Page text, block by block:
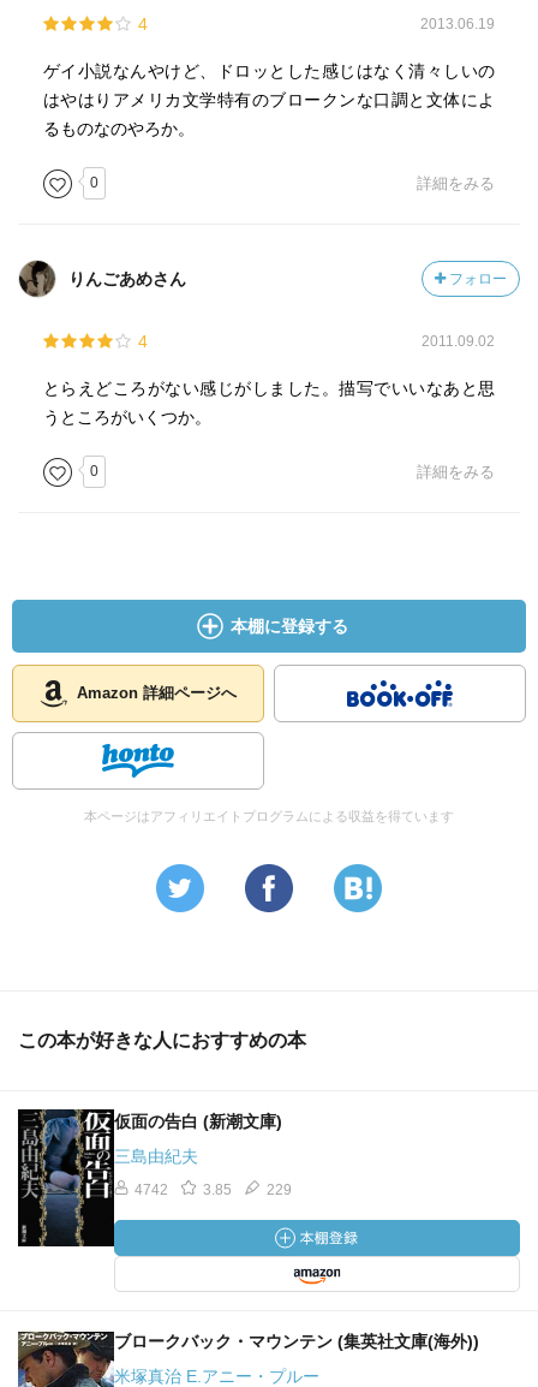
4 2013.06.19
ゲイ小説なんやけど、ドロッとした感じはなく清々しいの
はやはりアメリカ文学特有のブロークンな口調と文体によ
るものなのやろか。
0 詳細をみる
りんごあめさん フォロー
4 2011.09.02
とらえどころがない感じがしました。描写でいいなあと思
うところがいくつか。
0 詳細をみる
本棚に登録する
Amazon 詳細ページへ
本ページはアフィリエイトプログラムによる収益を得ています
この本が好きな人におすすめの本
仮面の告白 (新潮文庫)
三島由紀夫
4742 3.85 229
ブロークバック・マウンテン (集英社文庫(海外))
米塚真治 E.アニー・プルー